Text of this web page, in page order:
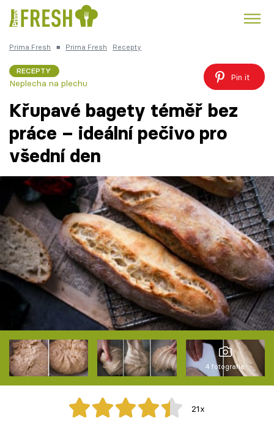
Česká kuchyně
Témata
Recepty
Články
TV Program
Škola vaření
Recepty z TV
Speciál: Cuketa
Těhotnej kuchař
Sledujte prima+
Prima Fresh ■ Prima Fresh Recepty
RECEPTY
Neplecha na plechu
Pin it
Křupavé bagety téměř bez
práce – ideální pečivo pro
všední den
4 fotografie
21x